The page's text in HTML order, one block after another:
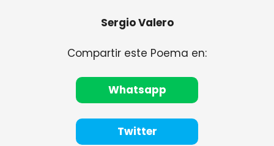
Sergio Valero
Compartir este Poema en:
Whatsapp
Twitter